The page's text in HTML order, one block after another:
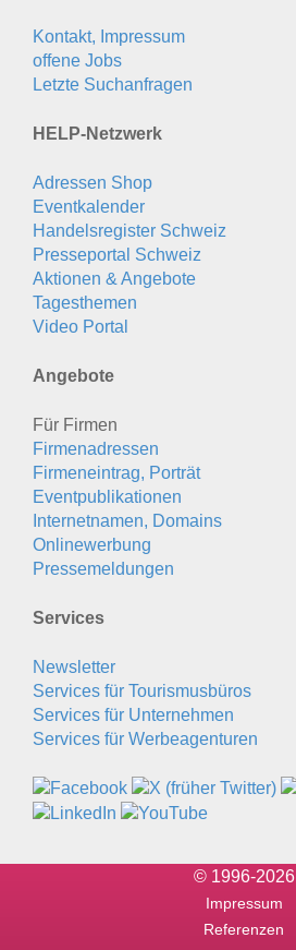
Kontakt, Impressum
offene Jobs
Letzte Suchanfragen
HELP-Netzwerk
Adressen Shop
Eventkalender
Handelsregister Schweiz
Presseportal Schweiz
Aktionen & Angebote
Tagesthemen
Video Portal
Angebote
Für Firmen
Firmenadressen
Firmeneintrag, Porträt
Eventpublikationen
Internetnamen, Domains
Onlinewerbung
Pressemeldungen
Services
Newsletter
Services für Tourismusbüros
Services für Unternehmen
Services für Werbeagenturen
© 1996-2026
Impressum
Referenzen